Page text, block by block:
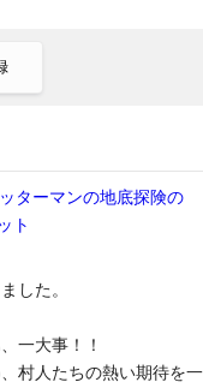
した。
一大事！！
村人たちの熱い期待を